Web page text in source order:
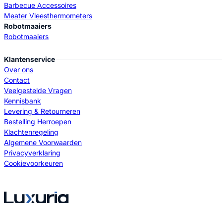
Barbecue Accessoires
Meater Vleesthermometers
Robotmaaiers
Robotmaaiers
Klantenservice
Over ons
Contact
Veelgestelde Vragen
Kennisbank
Levering & Retourneren
Bestelling Herroepen
Klachtenregeling
Algemene Voorwaarden
Privacyverklaring
Cookievoorkeuren